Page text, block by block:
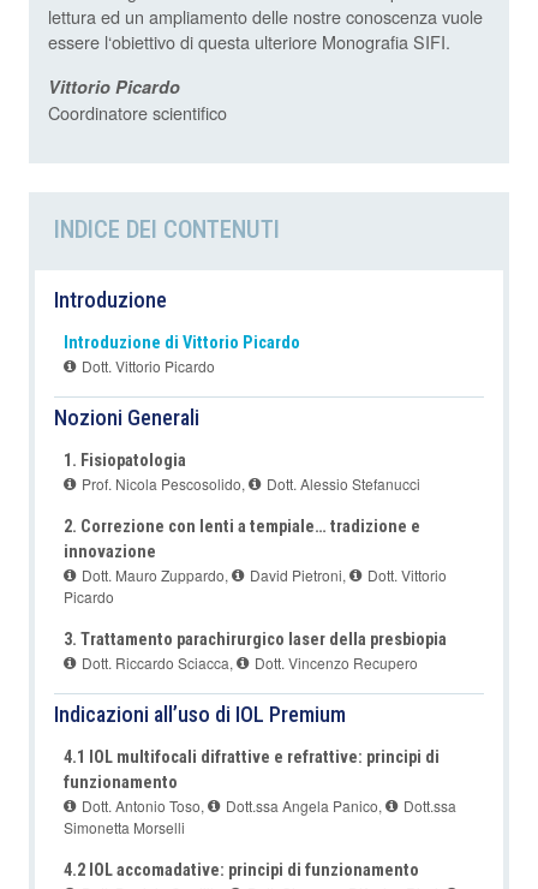
lettura ed un ampliamento delle nostre conoscenza vuole
essere l‘obiettivo di questa ulteriore Monografia SIFI.
Vittorio Picardo
Coordinatore scientifico
INDICE DEI CONTENUTI
Introduzione
Introduzione di Vittorio Picardo
Dott. Vittorio Picardo
Nozioni Generali
1. Fisiopatologia
Prof. Nicola Pescosolido, Dott. Alessio Stefanucci
2. Correzione con lenti a tempiale… tradizione e
innovazione
Dott. Mauro Zuppardo, David Pietroni,
Dott. Vittorio
Picardo
3. Trattamento parachirurgico laser della presbiopia
Dott. Riccardo Sciacca, Dott. Vincenzo Recupero
Indicazioni all’uso di IOL Premium
4.1 IOL multifocali difrattive e refrattive: principi di
funzionamento
Dott. Antonio Toso, Dott.ssa Angela Panico,
Dott.ssa
Simonetta Morselli
4.2 IOL accomadative: principi di funzionamento